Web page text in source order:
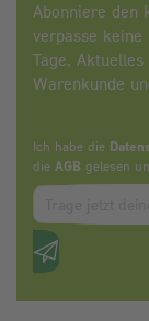
Abonniere den
verpasse
Tage,
Warenkunde
Ich habe die
die AGB gelesen
Zum
Anti-